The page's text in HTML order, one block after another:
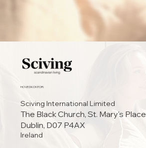
HOVEDKONTOR:
Sciving International Limited
The Black Church, St. Mary's Place
Dublin, D07 P4AX
Ireland